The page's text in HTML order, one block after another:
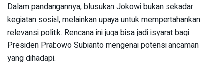
Dalam pandangannya, blusukan Jokowi bukan sekadar
kegiatan sosial, melainkan upaya untuk mempertahankan
relevansi politik. Rencana ini juga bisa jadi isyarat bagi
Presiden Prabowo Subianto mengenai potensi ancaman
yang dihadapi.